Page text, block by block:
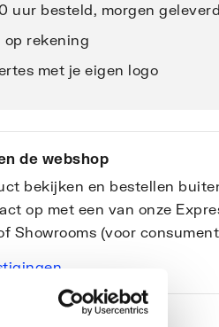
uur besteld, morgen geleverd
op rekening
met je eigen logo
de webshop
bekijken en bestellen
op met een van onze
Showrooms (voor